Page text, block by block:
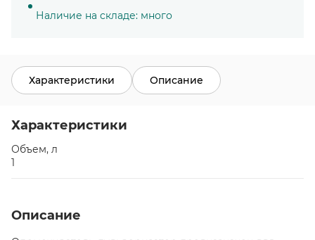
Наличие на складе: много
Характеристики Описание
Характеристики
Объем, л
1
Описание